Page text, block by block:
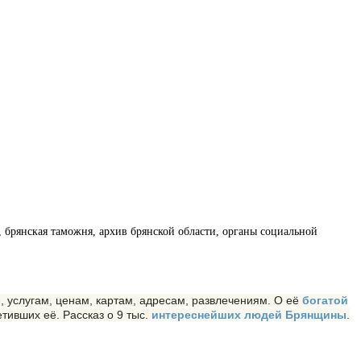
таможня, архив брянской области, органы социальной
ценам, картам, адресам, развлечениям. О её богатой
её. Рассказ о 9 тыс. интереснейших людей Брянщины.